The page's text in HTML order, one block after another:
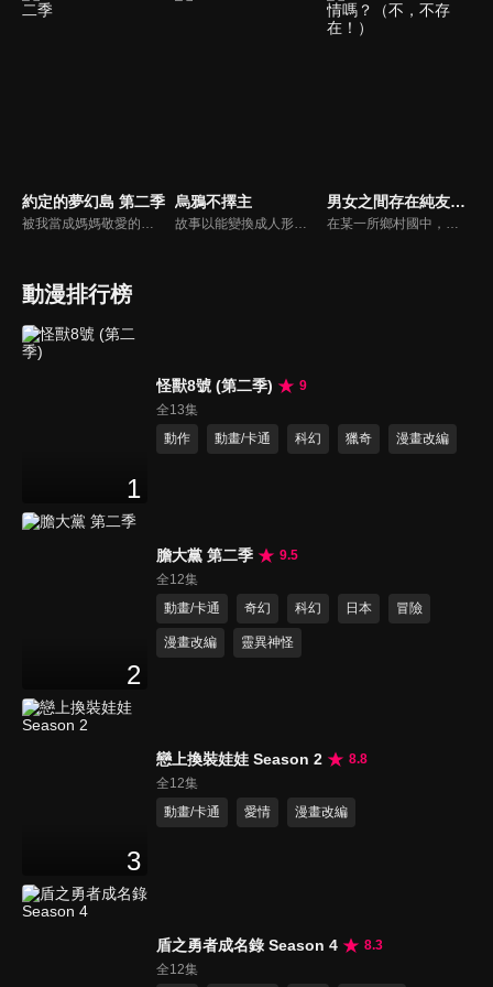
約定的夢幻島 第二季
被我當成媽媽敬愛的她，並不是親生母親。跟我一起生活的他們，也不是兄弟姊妹。艾瑪、諾曼、雷三個人住在小小的孤兒院裡，每天都過得很幸福。但是，他們的平凡生活突然在某一天宣告結束。知道真相之後，等著他們的命運將會是…？
烏鴉不擇主
故事以能變換成人形的八咫烏為中心展開。他們生活在與人類世界隔絕的山中，這片世界被稱為「山內」，他們過著如同人類般的生活。山內的世界彷彿平安朝重現，由八咫烏之首「金烏」所統治的朝廷管理著百姓。八咫烏們在各地建造寺廟與神社，並信奉開創山內世界的神靈——山神。
男女之間存在純友情嗎？（不，不存在！）
在某一所鄉村國中，一對男女向彼此立下永恆友情的誓言。朝著同一個夢想前進，成為命運共同體的兩人之間 —— 關係並沒有任何特別的發展，就這麼度過了兩年的歲月……！至今都還沒談過初戀的High咖女子 —— 犬塚日葵，以及熱愛花卉的植物男子 —— 夏目悠宇，就算升上高中二年級，還是一樣在只有兩人的園藝社中，平和地當著摯友。然而這時，悠宇跟初戀對象重逢，使得兩人之間的關係開始失控？究竟「已經懂得戀慕之心」的日葵，能不能擺脫「理想摯友」的身分呢？
動漫排行榜
1
怪獸8號 (第二季)
9
全13集
動作
動畫/卡通 科幻 獵奇 漫畫改編
2
膽大黨 第二季
9.5
全12集
動畫/卡通
奇幻 科幻 日本 冒險
漫畫改編 靈異神怪
3
戀上換裝娃娃 Season 2
8.8
全12集
動畫/卡通
愛情 漫畫改編
盾之勇者成名錄 Season 4
8.3
全12集